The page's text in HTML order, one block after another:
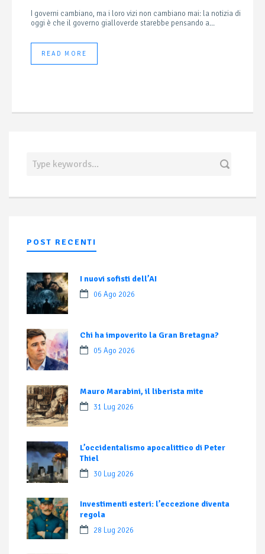
I governi cambiano, ma i loro vizi non cambiano mai: la notizia di
oggi è che il governo gialloverde starebbe pensando a...
READ MORE
POST RECENTI
I nuovi sofisti dell’AI
06 Ago 2026
Chi ha impoverito la Gran Bretagna?
05 Ago 2026
Mauro Marabini, il liberista mite
31 Lug 2026
L’occidentalismo apocalittico di Peter
Thiel
30 Lug 2026
Investimenti esteri: l’eccezione diventa
regola
28 Lug 2026